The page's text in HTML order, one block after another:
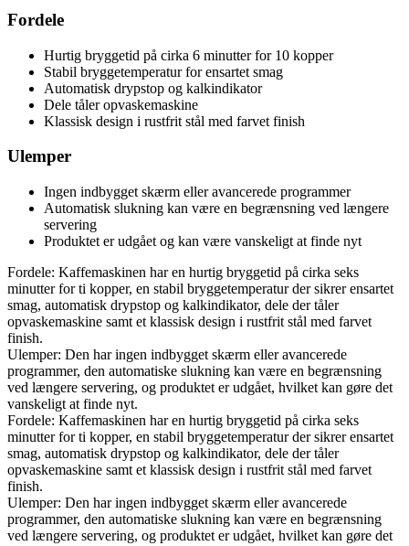
Fordele
Hurtig bryggetid på cirka 6 minutter for 10 kopper
Stabil bryggetemperatur for ensartet smag
Automatisk drypstop og kalkindikator
Dele tåler opvaskemaskine
Klassisk design i rustfrit stål med farvet finish
Ulemper
Ingen indbygget skærm eller avancerede programmer
Automatisk slukning kan være en begrænsning ved længere
servering
Produktet er udgået og kan være vanskeligt at finde nyt
Fordele: Kaffemaskinen har en hurtig bryggetid på cirka seks
minutter for ti kopper, en stabil bryggetemperatur der sikrer ensartet
smag, automatisk drypstop og kalkindikator, dele der tåler
opvaskemaskine samt et klassisk design i rustfrit stål med farvet
finish.
Ulemper: Den har ingen indbygget skærm eller avancerede
programmer, den automatiske slukning kan være en begrænsning
ved længere servering, og produktet er udgået, hvilket kan gøre det
vanskeligt at finde nyt.
Fordele: Kaffemaskinen har en hurtig bryggetid på cirka seks
minutter for ti kopper, en stabil bryggetemperatur der sikrer ensartet
smag, automatisk drypstop og kalkindikator, dele der tåler
opvaskemaskine samt et klassisk design i rustfrit stål med farvet
finish.
Ulemper: Den har ingen indbygget skærm eller avancerede
programmer, den automatiske slukning kan være en begrænsning
ved længere servering, og produktet er udgået, hvilket kan gøre det